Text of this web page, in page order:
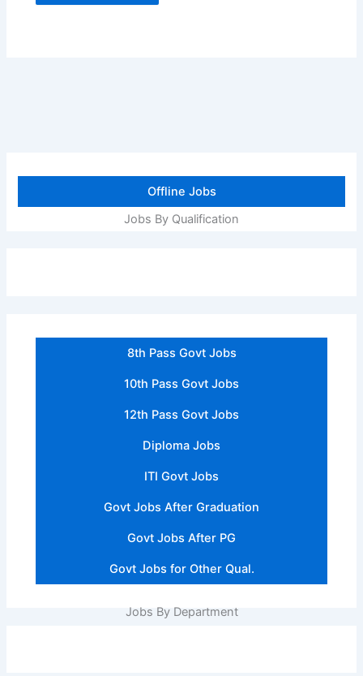
Offline Jobs
Jobs By Qualification
8th Pass Govt Jobs
10th Pass Govt Jobs
12th Pass Govt Jobs
Diploma Jobs
ITI Govt Jobs
Govt Jobs After Graduation
Govt Jobs After PG
Govt Jobs for Other Qual.
Jobs By Department